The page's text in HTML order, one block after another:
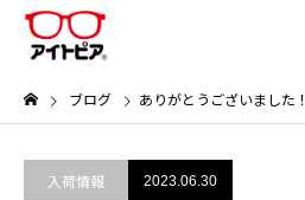
ブログ ありがとうございました！
入荷情報 2023.06.30